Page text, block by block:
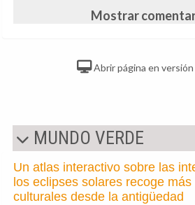
Mostrar
Abrir página en
MUNDO VERDE
Un atlas interactivo sobre las
los eclipses solares recoge
culturales desde la antigüedad